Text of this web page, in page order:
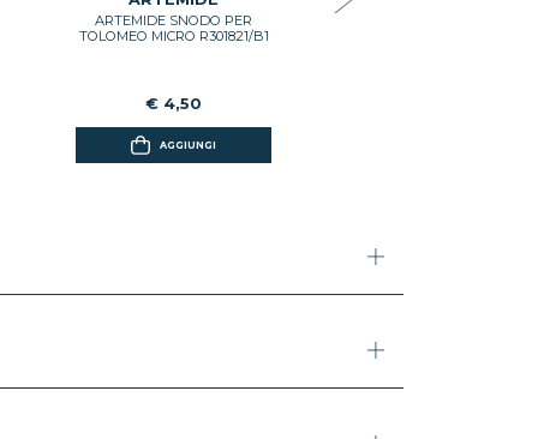
ARTEMIDE SNODO PER
TOLOMEO MICRO R301821/B1
€ 4,50
AGGIUNGI